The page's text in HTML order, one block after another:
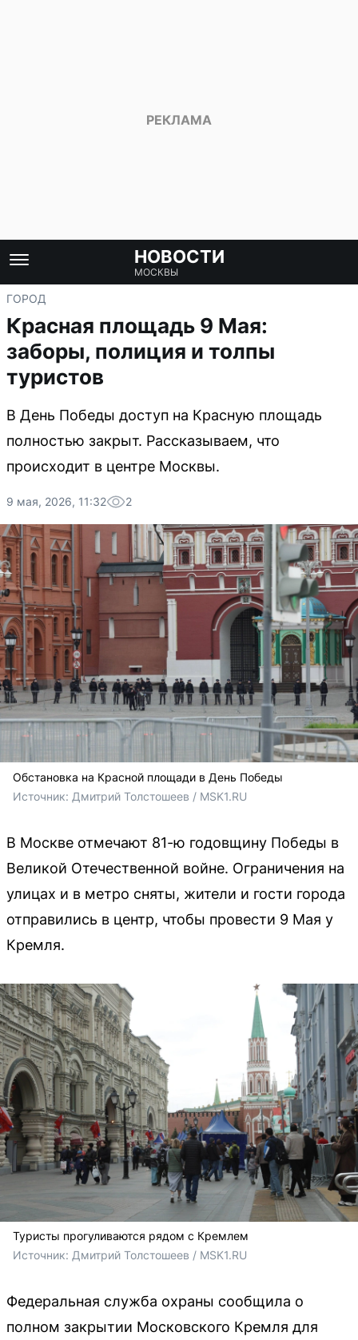
НОВОСТИ
МОСКВЫ
ГОРОД
Красная площадь 9 Мая:
заборы, полиция и толпы
туристов
В День Победы доступ на Красную площадь
полностью закрыт. Рассказываем, что
происходит в центре Москвы.
9 мая, 2026, 11:32 2
Обстановка на Красной площади в День Победы
Источник: Дмитрий Толстошеев / MSK1.RU
В Москве отмечают 81-ю годовщину Победы в
Великой Отечественной войне. Ограничения на
улицах и в метро сняты, жители и гости города
отправились в центр, чтобы провести 9 Мая у
Кремля.
Туристы прогуливаются рядом с Кремлем
Источник: Дмитрий Толстошеев / MSK1.RU
Федеральная служба охраны сообщила о
полном закрытии Московского Кремля для